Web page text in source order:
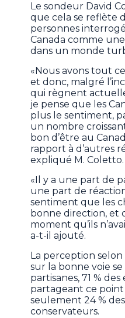
Le sondeur David
que cela se reflète
personnes
Canada comme
dans un monde
«Nous avons tout
et donc, malgré
qui règnent
je pense que les
plus le sentiment,
un nombre
bon d’être au
rapport à d’autres
expliqué M. Coletto.
«Il y a une part de
une part de
sentiment que les
bonne direction, et
moment qu’ils
a-t-il ajouté.
La perception
sur la bonne voie
partisanes, 71 %
partageant ce
seulement 24 %
conservateurs.